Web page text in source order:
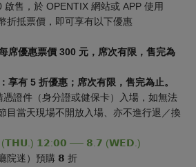
啟售 ， 於 OPENTIX 網站或 APP 使用
折抵票價，即可享有以下優惠
席優惠票價 300 元，席次有限，售完為
享有 5 折優惠；席次有限，售完為止。
證件（身分證或健保卡）入場，如無法
目當天現場不開放入場、亦不進行退／換
(𝗧𝗛𝗨.) 𝟭𝟮:𝟬𝟬 ── 𝟴.𝟳 (𝗪𝗘𝗗.)
院迷）預購 𝟴 折